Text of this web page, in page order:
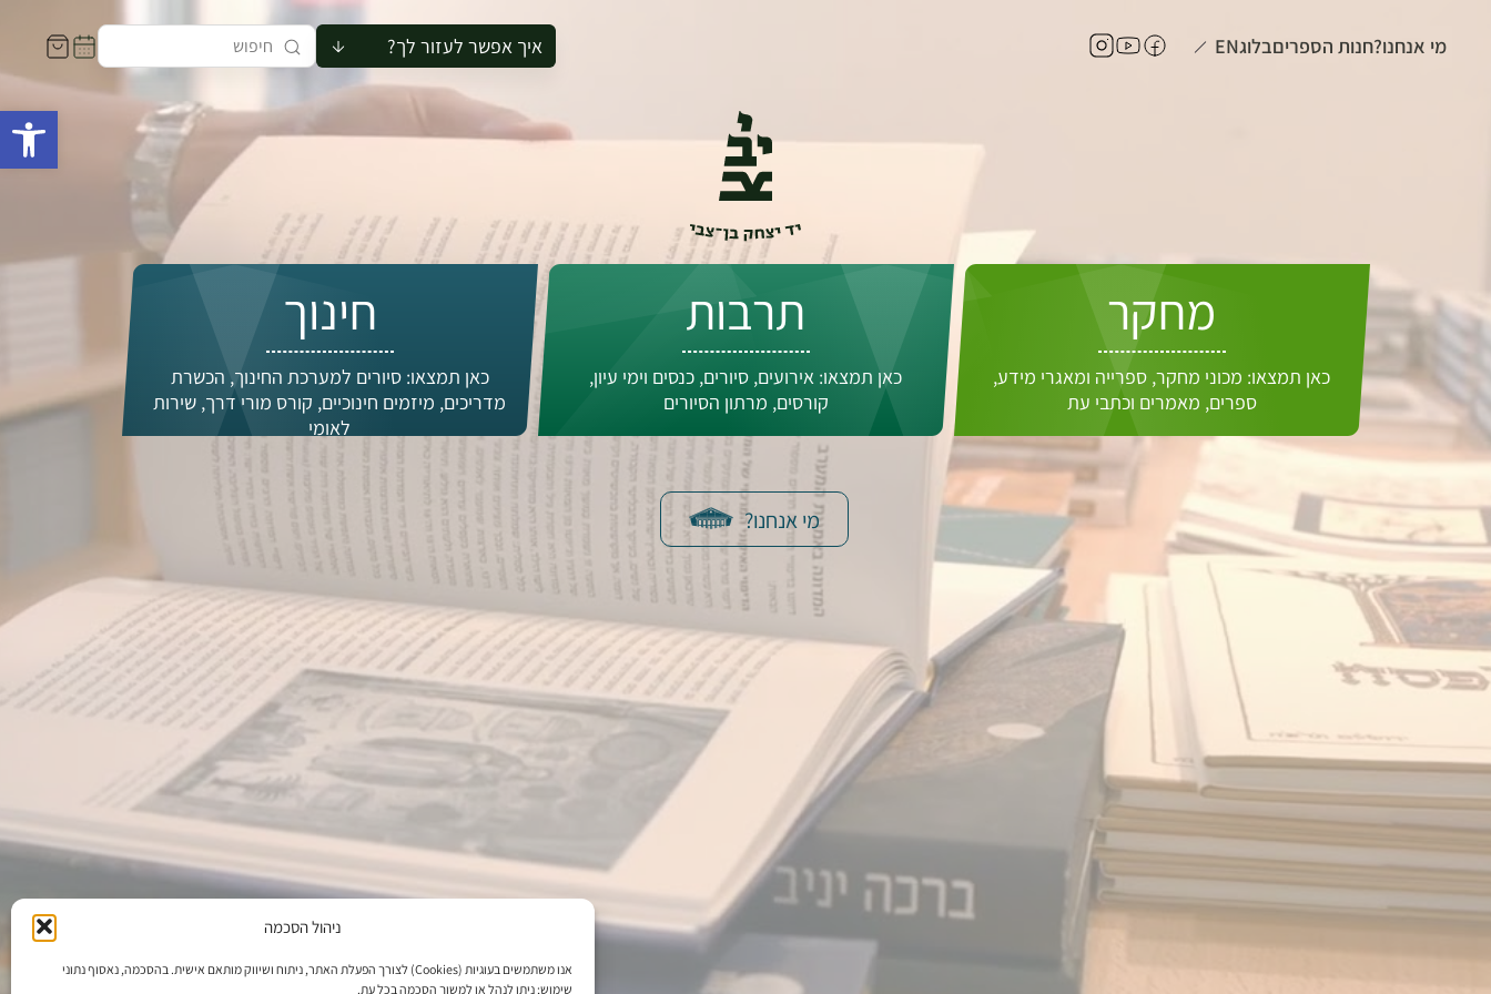
ניהול הסכמה
אנו משתמשים בעוגיות (Cookies) לצורך הפעלת האתר, ניתוח ושיווק מותאם אישית. בהסכמה, נאסוף נתוני
שימוש; ניתן לנהל או למשוך הסכמה בכל עת.
מי אנחנו?חנות הספריםבלוגEN איך אפשר לעזור לך?
להזמין סיור לקבוצה
להירשם לסיור
לבקר בספרייה
לתאם ביקור בצריף
מחקר
כאן תמצאו: מכוני מחקר, ספרייה ומאגרי מידע,
ספרים, מאמרים וכתבי עת
תרבות
כאן תמצאו: אירועים, סיורים, כנסים וימי עיון,
קורסים, מרתון הסיורים
חינוך
כאן תמצאו: סיורים למערכת החינוך, הכשרת
מדריכים, מיזמים חינוכיים, קורס מורי דרך, שירות
לאומי
מי אנחנו?